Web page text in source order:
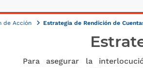
de Acción Estrategia de Rendición de
Para asegurar la